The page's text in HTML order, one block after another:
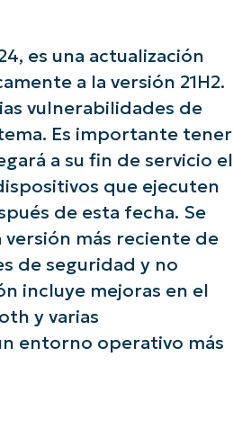
es una actualización
a la versión 21H2.
vulnerabilidades de
Es importante tener
a su fin de servicio el
que ejecuten
de esta fecha. Se
versión más reciente de
de seguridad y no
incluye mejoras en el
y varias
entorno operativo más